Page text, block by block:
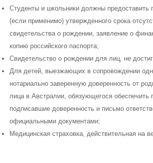
Студенты и школьники должны предоставить
(если применимо) утвержденного срока
свидетельства о рождении, заявление о
копию российского паспорта;
Свидетельство о рождении для лиц, не
Для детей, выезжающих в сопровождении
нотариально заверенную доверенность от
лица в Австралии, обязующегося обеспечить
подписавшие доверенность и письмо
официальными документами;
Медицинская страховка, действительная на